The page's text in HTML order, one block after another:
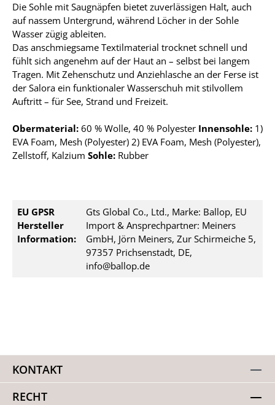
Die Sohle mit Saugnäpfen bietet zuverlässigen Halt, auch
auf nassem Untergrund, während Löcher in der Sohle
Wasser zügig ableiten.
Das anschmiegsame Textilmaterial trocknet schnell und
fühlt sich angenehm auf der Haut an – selbst bei langem
Tragen. Mit Zehenschutz und Anziehlasche an der Ferse ist
der Salora ein funktionaler Wasserschuh mit stilvollem
Auftritt – für See, Strand und Freizeit.
Obermaterial: 60 % Wolle, 40 % Polyester Innensohle: 1)
EVA Foam, Mesh (Polyester) 2) EVA Foam, Mesh (Polyester),
Zellstoff, Kalzium Sohle: Rubber
EU GPSR
Hersteller
Information:
Gts Global Co., Ltd., Marke: Ballop, EU
Import & Ansprechpartner: Meiners
GmbH, Jörn Meiners, Zur Schirmeiche 5,
97357 Prichsenstadt, DE,
info@ballop.de
KONTAKT
RECHT